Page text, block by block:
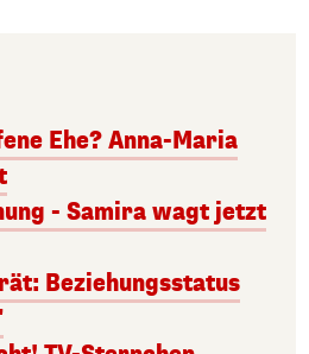
Ehe? Anna-Maria
- Samira wagt jetzt
Beziehungsstatus